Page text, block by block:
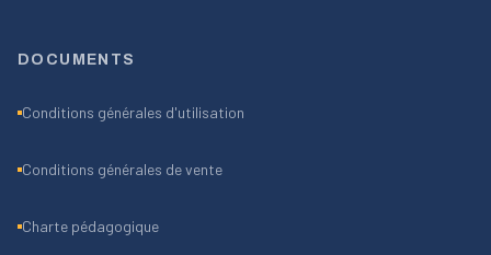
DOCUMENTS
Conditions générales d'utilisation
Conditions générales de vente
Charte pédagogique